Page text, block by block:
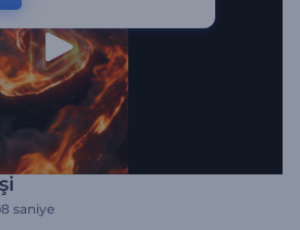
8 saniye